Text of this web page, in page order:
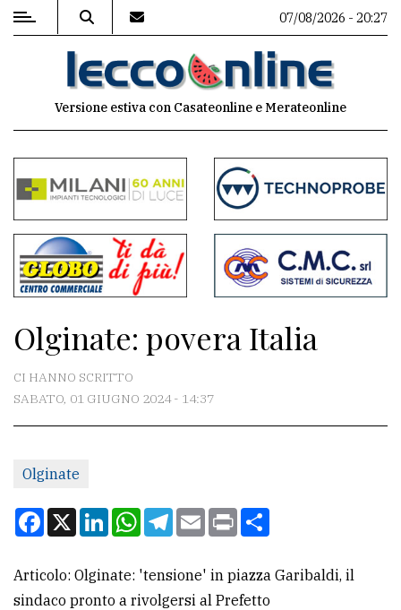
MENU
commenti
Contenuti
del
sito
Meteo
CONTATTI
redazione
Scrivici
Per
la
tua
07/08/2026 - 20:27
Versione estiva con Casateonline e Merateonline
Olginate: povera Italia
CI HANNO SCRITTO
SABATO, 01 GIUGNO 2024 - 14:37
Olginate
Facebook
X LinkedInWhatsApp
Telegram
EmailPrint
Articolo: Olginate: 'tensione' in piazza Garibaldi, il
sindaco pronto a rivolgersi al Prefetto